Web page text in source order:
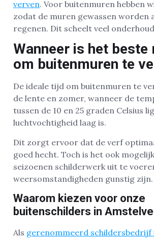
verven. Voor buitenmuren hebben
zodat de muren gewassen worden
regenen. Dit scheelt veel
Wanneer is het beste
om buitenmuren te
De ideale tijd om buitenmuren te
de lente en zomer, wanneer de
tussen de 10 en 25 graden Celsius
luchtvochtigheid laag is.
Dit zorgt ervoor dat de verf
goed hecht. Toch is het ook
seizoenen schilderwerk uit te
weersomstandigheden gunstig zijn.
Waarom kiezen voor onze
buitenschilders in
Als gerenommeerd schildersbedrijf